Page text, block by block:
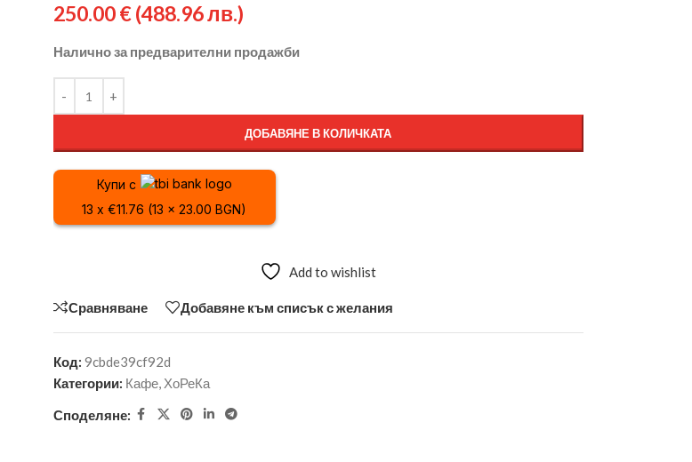
250.00€(488.96 лв.)
Налично за предварителни продажби
ДОБАВЯНЕ В КОЛИЧКАТА
Купи с
13 x €11.76 (13 x 23.00 BGN)
Add to wishlist
Сравняване Добавяне към списък с желания
Код: 9cbde39cf92d
Категории: Кафе, ХоРеКа
Споделяне: